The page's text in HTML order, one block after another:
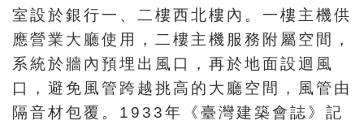
室設於銀行一、二樓西北樓內。一樓主機供
應營業大廳使用，二樓主機服務附屬空間，
系統於牆內預埋出風口，再於地面設迴風
口，避免風管跨越挑高的大廳空間，風管由
隔音材包覆。1933年《臺灣建築會誌》記